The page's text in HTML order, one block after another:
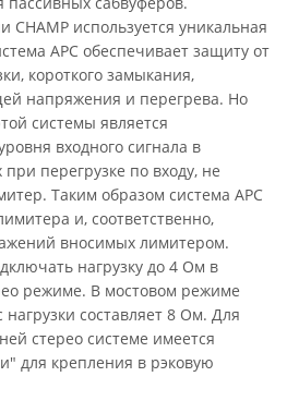
CHAMP используется уникальная
APC обеспечивает защиту от
короткого замыкания,
напряжения и перегрева. Но
системы является
входного сигнала в
перегрузке по входу, не
Таким образом система APC
и, соответственно,
вносимых лимитером.
нагрузку до 4 Ом в
режиме. В мостовом режиме
составляет 8 Ом. Для
стерео системе имеется
для крепления в рэковую